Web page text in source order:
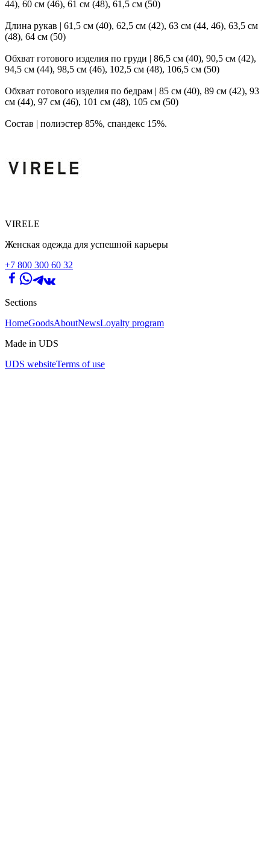
44), 60 см (46), 61 см (48), 61,5 см (50)
Длина рукав | 61,5 см (40), 62,5 см (42), 63 см (44, 46), 63,5 см
(48), 64 см (50)
Обхват готового изделия по груди | 86,5 см (40), 90,5 см (42),
94,5 см (44), 98,5 см (46), 102,5 см (48), 106,5 см (50)
Обхват готового изделия по бедрам | 85 см (40), 89 см (42), 93
см (44), 97 см (46), 101 см (48), 105 см (50)
Состав | полиэстер 85%, спандекс 15%.
VIRELE
Женская одежда для успешной карьеры
+7 800 300 60 32
Sections
HomeGoodsAboutNewsLoyalty program
Made in UDS
UDS websiteTerms of use